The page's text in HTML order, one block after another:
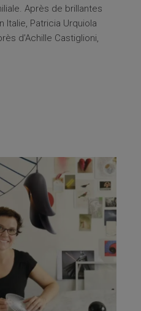
Après de brillantes
Italie, Patricia Urquiola
d’Achille Castiglioni,